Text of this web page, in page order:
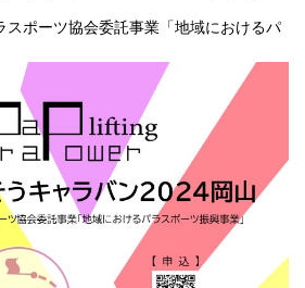
スポーツ協会委託事業「地域におけるパ